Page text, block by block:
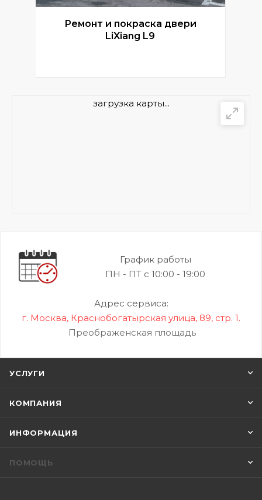
Ремонт и покраска двери
LiXiang L9
загрузка карты...
График работы
ПН - ПТ с 10:00 - 19:00
Адрес сервиса:
г. Москва, Краснобогатырская улица, 89, стр. 1.
Преображенская площадь
УСЛУГИ
КОМПАНИЯ
ИНФОРМАЦИЯ
ПОМОЩЬ